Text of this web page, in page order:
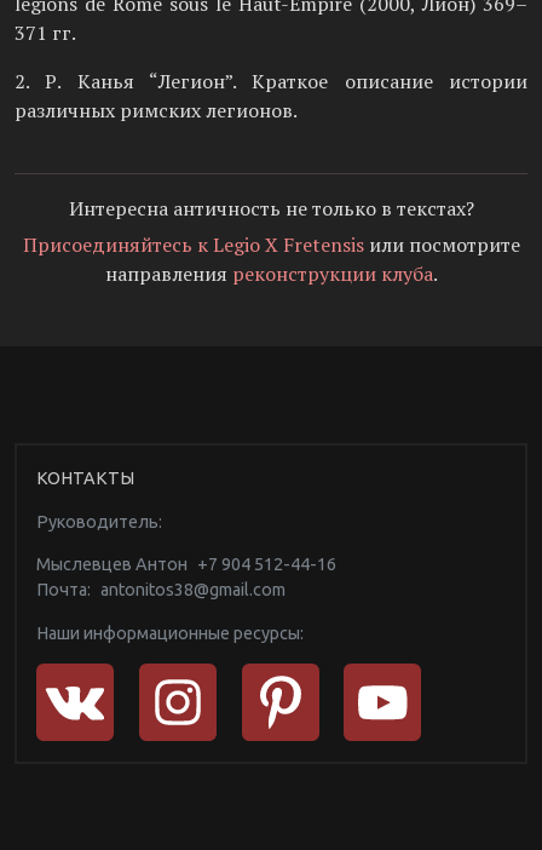
371 гг.
2. Р. Канья “Легион”. Краткое описание истории
различных римских легионов.
Интересна античность не только в текстах?
Присоединяйтесь к Legio X Fretensisили посмотрите
направления реконструкции клуба.
КОНТАКТЫ
Руководитель:
Мыслевцев Антон
+7 904 512-44-16
Почта: antonitos38@gmail.com
Наши информационные ресурсы: